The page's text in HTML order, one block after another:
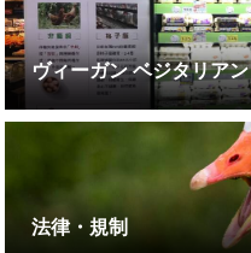
ヴィーガン ベジタリアン
法律・規制